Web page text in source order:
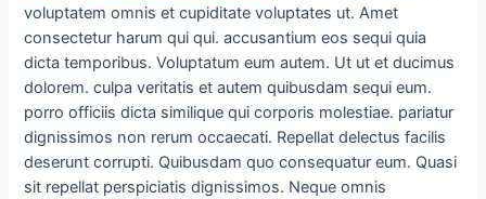
voluptatem omnis et cupiditate voluptates ut. Amet
consectetur harum qui qui. accusantium eos sequi quia
dicta temporibus. Voluptatum eum autem. Ut ut et ducimus
dolorem. culpa veritatis et autem quibusdam sequi eum.
porro officiis dicta similique qui corporis molestiae. pariatur
dignissimos non rerum occaecati. Repellat delectus facilis
deserunt corrupti. Quibusdam quo consequatur eum. Quasi
sit repellat perspiciatis dignissimos. Neque omnis